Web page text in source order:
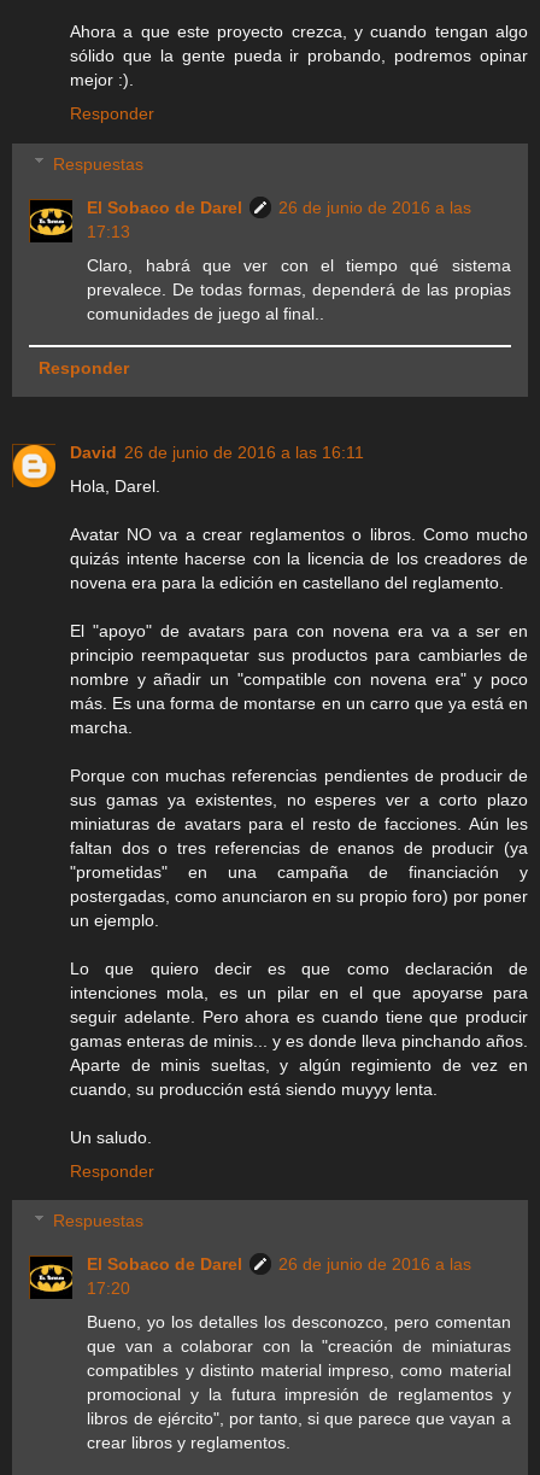
Ahora a que este proyecto crezca, y cuando tengan algo
sólido que la gente pueda ir probando, podremos opinar
mejor :).
Responder
Respuestas
El Sobaco de Darel
26 de junio de 2016 a las
17:13
Claro, habrá que ver con el tiempo qué sistema
prevalece. De todas formas, dependerá de las propias
comunidades de juego al final..
Responder
David 26 de junio de 2016 a las 16:11
Hola, Darel.
Avatar NO va a crear reglamentos o libros. Como mucho
quizás intente hacerse con la licencia de los creadores de
novena era para la edición en castellano del reglamento.
El "apoyo" de avatars para con novena era va a ser en
principio reempaquetar sus productos para cambiarles de
nombre y añadir un "compatible con novena era" y poco
más. Es una forma de montarse en un carro que ya está en
marcha.
Porque con muchas referencias pendientes de producir de
sus gamas ya existentes, no esperes ver a corto plazo
miniaturas de avatars para el resto de facciones. Aún les
faltan dos o tres referencias de enanos de producir (ya
"prometidas" en una campaña de financiación y
postergadas, como anunciaron en su propio foro) por poner
un ejemplo.
Lo que quiero decir es que como declaración de
intenciones mola, es un pilar en el que apoyarse para
seguir adelante. Pero ahora es cuando tiene que producir
gamas enteras de minis... y es donde lleva pinchando años.
Aparte de minis sueltas, y algún regimiento de vez en
cuando, su producción está siendo muyyy lenta.
Un saludo.
Responder
Respuestas
El Sobaco de Darel
26 de junio de 2016 a las
17:20
Bueno, yo los detalles los desconozco, pero comentan
que van a colaborar con la "creación de miniaturas
compatibles y distinto material impreso, como material
promocional y la futura impresión de reglamentos y
libros de ejército", por tanto, si que parece que vayan a
crear libros y reglamentos.